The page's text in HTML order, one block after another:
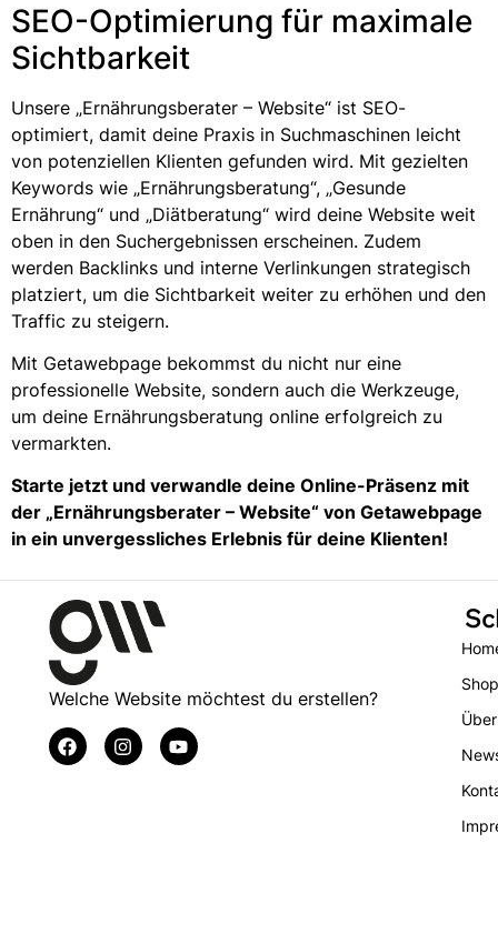
SEO-Optimierung für maximale
Sichtbarkeit
Unsere „Ernährungsberater – Website“ ist SEO-
optimiert, damit deine Praxis in Suchmaschinen leicht
von potenziellen Klienten gefunden wird. Mit gezielten
Keywords wie „Ernährungsberatung“, „Gesunde
Ernährung“ und „Diätberatung“ wird deine Website weit
oben in den Suchergebnissen erscheinen. Zudem
werden Backlinks und interne Verlinkungen strategisch
platziert, um die Sichtbarkeit weiter zu erhöhen und den
Traffic zu steigern.
Mit Getawebpage bekommst du nicht nur eine
professionelle Website, sondern auch die Werkzeuge,
um deine Ernährungsberatung online erfolgreich zu
vermarkten.
Starte jetzt und verwandle deine Online-Präsenz mit
der „Ernährungsberater – Website“ von Getawebpage
in ein unvergessliches Erlebnis für deine Klienten!
Welche Website möchtest du erstellen?